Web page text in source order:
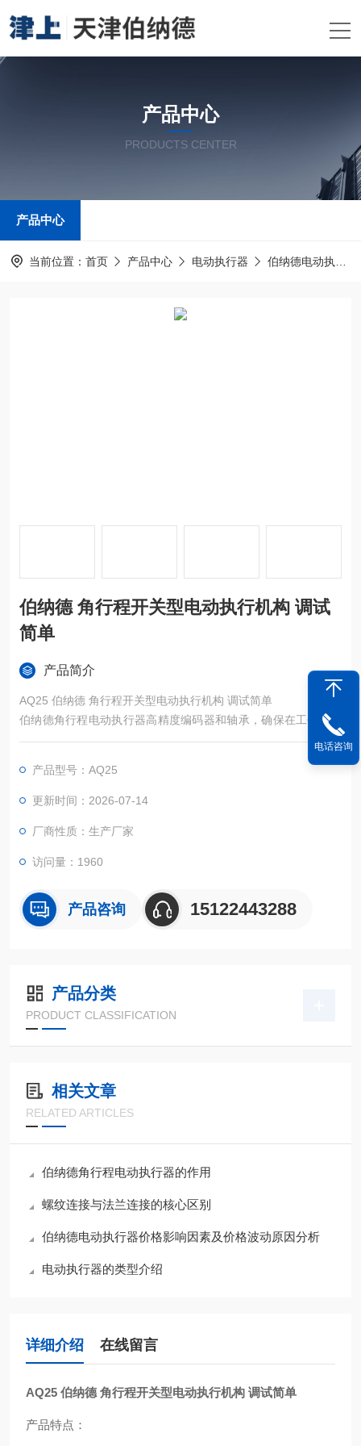
产品中心
PRODUCTS CENTER
产品中心
当前位置： 首页 产品中心 电动执行器 伯纳德电动执行器
伯纳德 角行程开关型电动执行机构 调试
简单
产品简介
AQ25 伯纳德 角行程开关型电动执行机构 调试简单
伯纳德角行程电动执行器高精度编码器和轴承，确保在工作过程
中的精确定位，满足各种高精度控制需求。
产品型号：AQ25
更新时间：2026-07-14
厂商性质：生产厂家
访问量：1960
产品咨询 15122443288
产品分类
PRODUCT CLASSIFICATION
相关文章
RELATED ARTICLES
伯纳德角行程电动执行器的作用
螺纹连接与法兰连接的核心区别
伯纳德电动执行器价格影响因素及价格波动原因分析
电动执行器的类型介绍
详细介绍 在线留言
AQ25 伯纳德 角行程开关型电动执行机构 调试简单
产品特点：
电话咨询